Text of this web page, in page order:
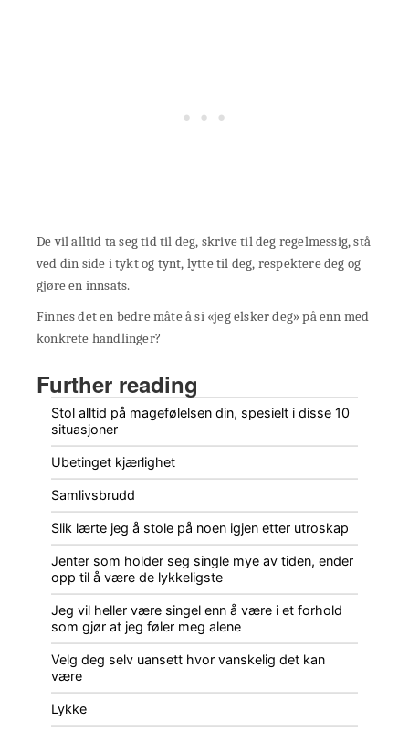
De vil alltid ta seg tid til deg, skrive til deg regelmessig, stå
ved din side i tykt og tynt, lytte til deg, respektere deg og
gjøre en innsats.
Finnes det en bedre måte å si «jeg elsker deg» på enn med
konkrete handlinger?
Further reading
Stol alltid på magefølelsen din, spesielt i disse 10
situasjoner
Ubetinget kjærlighet
Samlivsbrudd
Slik lærte jeg å stole på noen igjen etter utroskap
Jenter som holder seg single mye av tiden, ender
opp til å være de lykkeligste
Jeg vil heller være singel enn å være i et forhold
som gjør at jeg føler meg alene
Velg deg selv uansett hvor vanskelig det kan
være
Lykke